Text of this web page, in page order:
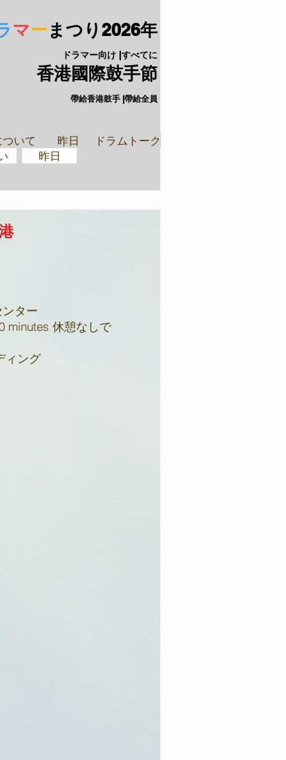
マーまつり 2026年
ドラマー向け |すべてに
香港國際鼓手節
帶給香港鼓手 |帶給全員
昨日
閉ざされた
ついて 昨日 ドラムトーク
ター
minutes 休憩なしで
ィング